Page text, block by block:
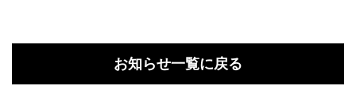
お知らせ一覧に戻る